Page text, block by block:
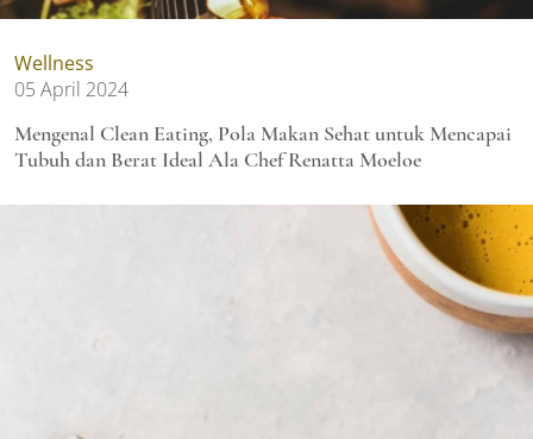
Wellness
05 April 2024
Mengenal Clean Eating, Pola Makan Sehat untuk Mencapai
Tubuh dan Berat Ideal Ala Chef Renatta Moeloe